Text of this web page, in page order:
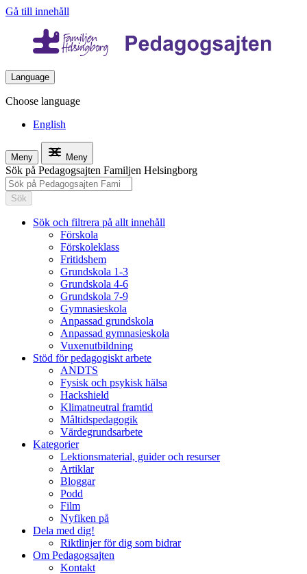
Gå till innehåll
Language
Choose language
English
Meny Meny
Sök på Pedagogsajten Familjen Helsingborg
Sök
Sök och filtrera på allt innehåll
Förskola
Förskoleklass
Fritidshem
Grundskola 1-3
Grundskola 4-6
Grundskola 7-9
Gymnasieskola
Anpassad grundskola
Anpassad gymnasieskola
Vuxenutbildning
Stöd för pedagogiskt arbete
ANDTS
Fysisk och psykisk hälsa
Hackshield
Klimatneutral framtid
Måltidspedagogik
Värdegrundsarbete
Kategorier
Lektionsmaterial, guider och resurser
Artiklar
Bloggar
Podd
Film
Nyfiken på
Dela med dig!
Riktlinjer för dig som bidrar
Om Pedagogsajten
Kontakt